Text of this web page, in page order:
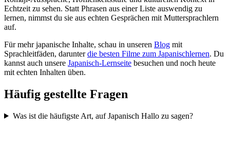
Echtzeit zu sehen. Statt Phrasen aus einer Liste auswendig zu
lernen, nimmst du sie aus echten Gesprächen mit Muttersprachlern
auf.
Für mehr japanische Inhalte, schau in unseren Blog mit
Sprachleitfäden, darunterdie besten Filme zum Japanischlernen. Du
kannst auch unsere Japanisch-Lernseite besuchen und noch heute
mit echten Inhalten üben.
Häufig gestellte Fragen
Was ist die häufigste Art, auf Japanisch Hallo zu sagen?